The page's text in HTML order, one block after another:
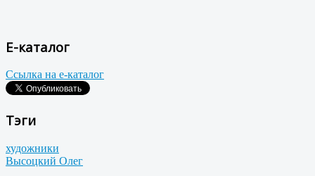
Е-каталог
Ссылка на е-каталог
Тэги
художники
Высоцкий Олег